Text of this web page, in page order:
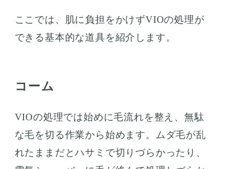
ここでは、肌に負担をかけずVIOの処理が
できる基本的な道具を紹介します。
コーム
VIOの処理では始めに毛流れを整え、無駄
な毛を切る作業から始めます。ムダ毛が乱
れたままだとハサミで切りづらかったり、